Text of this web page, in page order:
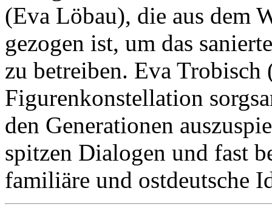
(Eva Löbau), die aus dem
gezogen ist, um das
zu betreiben. Eva
Figurenkonstellation
den Generationen
spitzen Dialogen und fast
familiäre und ostdeutsche